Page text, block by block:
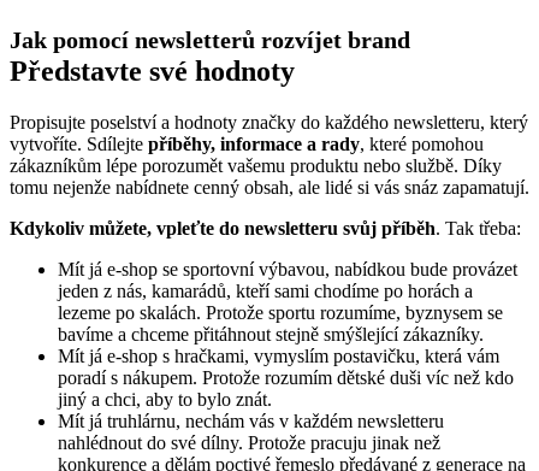
Jak pomocí newsletterů rozvíjet brand
Představte své hodnoty
Propisujte poselství a hodnoty značky do každého newsletteru, který
vytvoříte. Sdílejte příběhy, informace a rady, které pomohou
zákazníkům lépe porozumět vašemu produktu nebo službě. Díky
tomu nejenže nabídnete cenný obsah, ale lidé si vás snáz zapamatují.
Kdykoliv můžete, vpleťte do newsletteru svůj příběh. Tak třeba:
Mít já e-shop se sportovní výbavou, nabídkou bude provázet
jeden z nás, kamarádů, kteří sami chodíme po horách a
lezeme po skalách. Protože sportu rozumíme, byznysem se
bavíme a chceme přitáhnout stejně smýšlející zákazníky.
Mít já e-shop s hračkami, vymyslím postavičku, která vám
poradí s nákupem. Protože rozumím dětské duši víc než kdo
jiný a chci, aby to bylo znát.
Mít já truhlárnu, nechám vás v každém newsletteru
nahlédnout do své dílny. Protože pracuju jinak než
konkurence a dělám poctivé řemeslo předávané z generace na